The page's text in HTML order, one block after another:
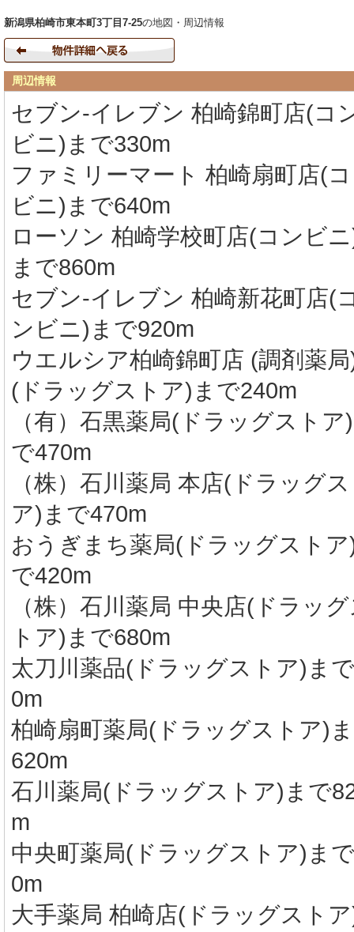
新潟県柏崎市東本町3丁目7-25の地図・周辺情報
周辺情報
セブン-イレブン 柏崎錦町店(コ
ビニ)まで330m
ファミリーマート 柏崎扇町店(
ビニ)まで640m
ローソン 柏崎学校町店(コンビ
まで860m
セブン-イレブン 柏崎新花町店(
ンビニ)まで920m
ウエルシア柏崎錦町店 (調剤薬
(ドラッグストア)まで240m
（有）石黒薬局(ドラッグストア
で470m
（株）石川薬局 本店(ドラッグ
ア)まで470m
おうぎまち薬局(ドラッグスト
で420m
（株）石川薬局 中央店(ドラッ
トア)まで680m
太刀川薬品(ドラッグストア)ま
0m
柏崎扇町薬局(ドラッグストア)
620m
石川薬局(ドラッグストア)まで
m
中央町薬局(ドラッグストア)ま
0m
大手薬局 柏崎店(ドラッグスト